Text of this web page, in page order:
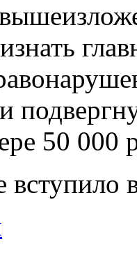
50 000
вступило